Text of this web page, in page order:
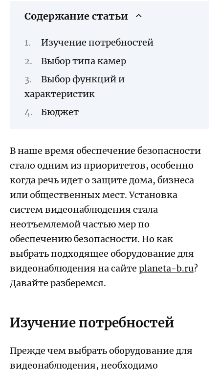
Содержание статьи
Изучение потребностей
Выбор типа камер
Выбор функций и
характеристик
Бюджет
В наше время обеспечение безопасности
стало одним из приоритетов, особенно
когда речь идет о защите дома, бизнеса
или общественных мест. Установка
систем видеонаблюдения стала
неотъемлемой частью мер по
обеспечению безопасности. Но как
выбрать подходящее оборудование для
видеонаблюдения на сайте planeta-b.ru?
Давайте разберемся.
Изучение потребностей
Прежде чем выбрать оборудование для
видеонаблюдения, необходимо